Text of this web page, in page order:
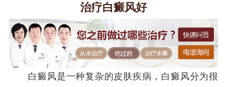
治疗白癜风好
白癜风是一种复杂的皮肤疾病，白癜风分为很